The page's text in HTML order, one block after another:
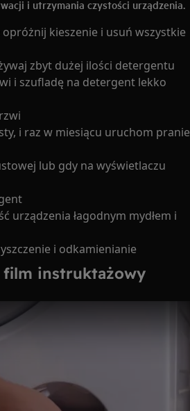
i utrzymania czystości urządzenia.
kieszenie i usuń wszystkie
zbyt dużej ilości detergentu
i szufladę na detergent lekko
i raz w miesiącu uruchom pranie
lub gdy na wyświetlaczu
urządzenia łagodnym mydłem i
i odkamienianie
film instruktażowy